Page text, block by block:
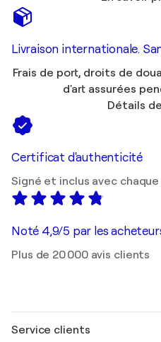
Livraison internationale.
Frais de port, droits de
d'art assurées
Détails
Certificat d'authenticité
Signé et inclus avec
Noté 4,9/5 par les
Plus de 20 000 avis clients
Service clients